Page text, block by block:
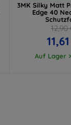
3MK Silky Matt
Edge 40
12,90
Auf Lager